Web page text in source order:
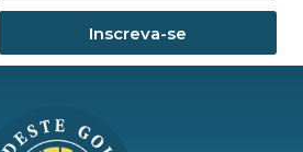
Inscreva-se